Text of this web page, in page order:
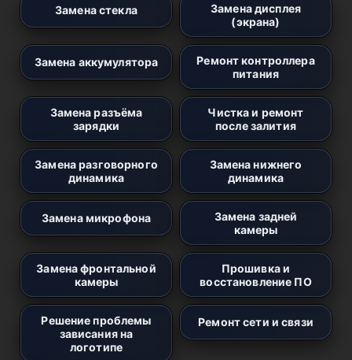
Замена стекла
Замена дисплея
(экрана)
Замена аккумулятора
Ремонт контроллера
питания
Замена разъёма
зарядки
Чистка и ремонт
после залития
Замена разговорного
динамика
Замена нижнего
динамика
Замена микрофона
Замена задней
камеры
Замена фронтальной
камеры
Прошивка и
восстановление ПО
Решение проблемы
зависания на
логотипе
Ремонт сети и связи